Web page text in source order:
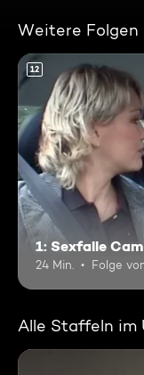
Weitere Folgen
12
1: Sexfalle
24 Min. Folge
Alle Staffeln im